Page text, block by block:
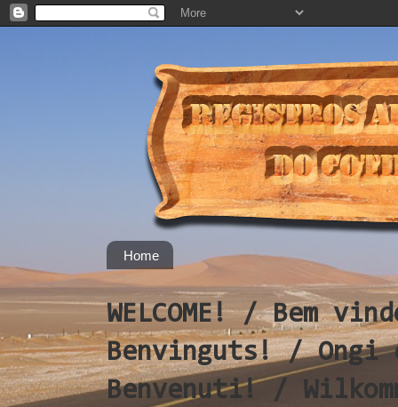
Home
WELCOME! / Bem
Benvinguts! /
Benvenuti! /